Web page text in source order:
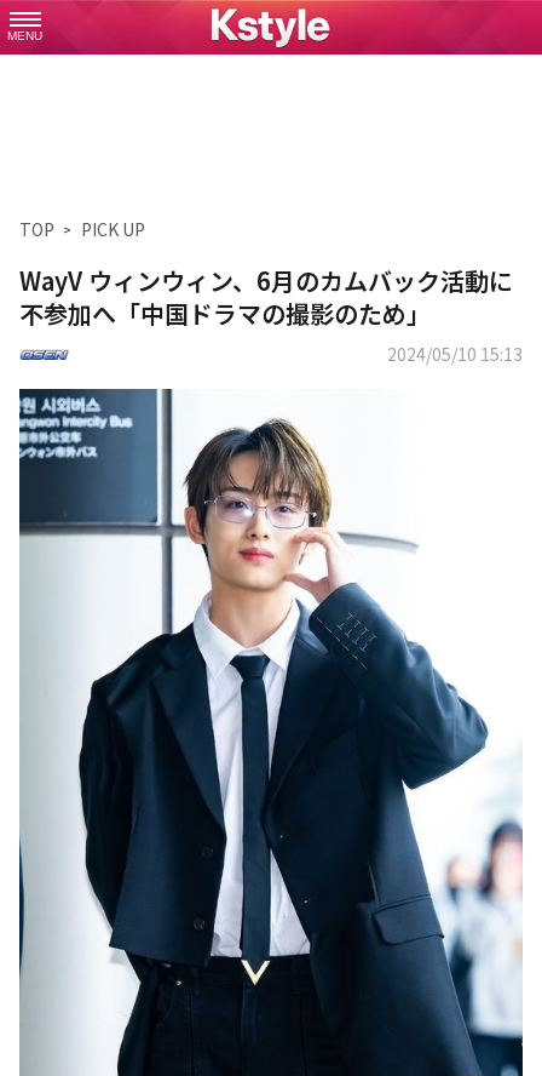
MENU
TOP PICK UP
WayV ウィンウィン、6月のカムバック活動に
不参加へ「中国ドラマの撮影のため」
2024/05/10 15:13